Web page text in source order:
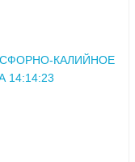
КАЛИЙНОЕ
14:14:23